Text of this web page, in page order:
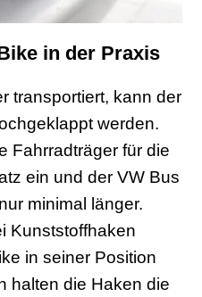
in der Praxis
transportiert, kann der
werden.
Fahrradträger für die
ein und der VW Bus
minimal länger.
Kunststoffhaken
in seiner Position
halten die Haken die